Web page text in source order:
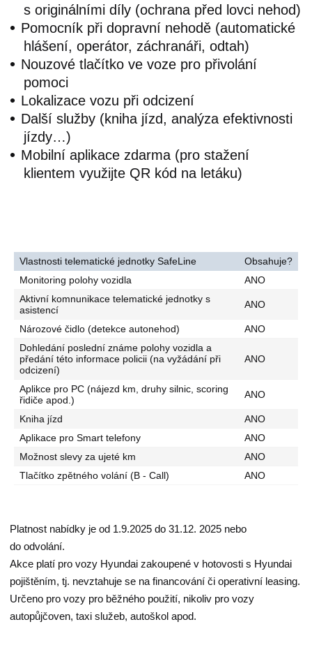
s originálními díly (ochrana před lovci nehod)
Pomocník při dopravní nehodě (automatické
hlášení, operátor, záchranáři, odtah)
Nouzové tlačítko ve voze pro přivolání
pomoci
Lokalizace vozu při odcizení
Další služby (kniha jízd, analýza efektivnosti
jízdy…)
Mobilní aplikace zdarma (pro stažení
klientem využijte QR kód na letáku)
Vlastnosti telematické jednotky SafeLine
Obsahuje?
Monitoring polohy vozidla
ANO
Aktivní komnunikace telematické jednotky s
asistencí
ANO
Nározové čidlo (detekce autonehod)
ANO
Dohledání poslední známe polohy vozidla a
předání této informace policii (na vyžádání při
odcizení)
ANO
Aplikce pro PC (nájezd km, druhy silnic, scoring
řidiče apod.)
ANO
Kniha jízd
ANO
Aplikace pro Smart telefony
ANO
Možnost slevy za ujeté km
ANO
Tlačítko zpětného volání (B - Call)
ANO
Platnost nabídky je od 1.9.2025 do 31.12. 2025 nebo
do odvolání.
Akce platí pro vozy Hyundai zakoupené v hotovosti s Hyundai
pojištěním, tj. nevztahuje se na financování či operativní leasing.
Určeno pro vozy pro běžného použití, nikoliv pro vozy
autopůjčoven, taxi služeb, autoškol apod.